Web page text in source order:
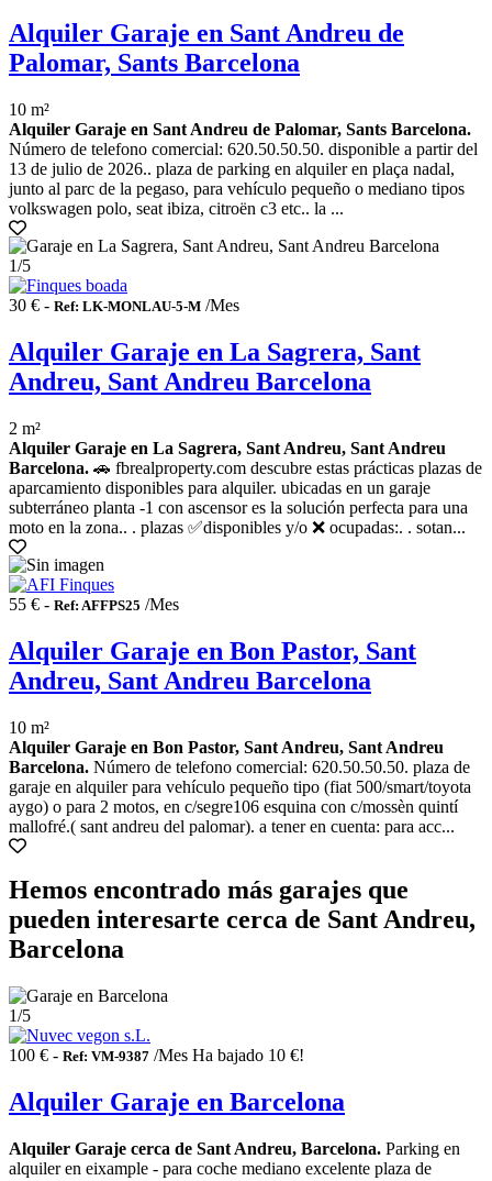
Alquiler Garaje en Sant Andreu de
Palomar, Sants Barcelona
10 m²
Alquiler Garaje en Sant Andreu de Palomar, Sants Barcelona.
Número de telefono comercial: 620.50.50.50. disponible a partir del
13 de julio de 2026.. plaza de parking en alquiler en plaça nadal,
junto al parc de la pegaso, para vehículo pequeño o mediano tipos
volkswagen polo, seat ibiza, citroën c3 etc.. la ...
1/5
30 € - Ref: LK-MONLAU-5-M /Mes
Alquiler Garaje en La Sagrera, Sant
Andreu, Sant Andreu Barcelona
2 m²
Alquiler Garaje en La Sagrera, Sant Andreu, Sant Andreu
Barcelona. 🚗 fbrealproperty.com descubre estas prácticas plazas de
aparcamiento disponibles para alquiler. ubicadas en un garaje
subterráneo planta -1 con ascensor es la solución perfecta para una
moto en la zona.. . plazas ✅disponibles y/o ❌ ocupadas:. . sotan...
55 € - Ref: AFFPS25 /Mes
Alquiler Garaje en Bon Pastor, Sant
Andreu, Sant Andreu Barcelona
10 m²
Alquiler Garaje en Bon Pastor, Sant Andreu, Sant Andreu
Barcelona. Número de telefono comercial: 620.50.50.50. plaza de
garaje en alquiler para vehículo pequeño tipo (fiat 500/smart/toyota
aygo) o para 2 motos, en c/segre106 esquina con c/mossèn quintí
mallofré.( sant andreu del palomar). a tener en cuenta: para acc...
Hemos encontrado más garajes que
pueden interesarte cerca de Sant Andreu,
Barcelona
1/5
100 € - Ref: VM-9387 /Mes Ha bajado 10 €!
Alquiler Garaje en Barcelona
Alquiler Garaje cerca de Sant Andreu, Barcelona. Parking en
alquiler en eixample - para coche mediano excelente plaza de